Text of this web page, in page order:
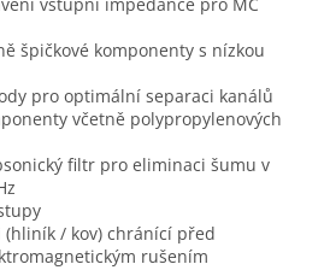
špičkové komponenty s nízkou
pro optimální separaci kanálů
včetně polypropylenových
filtr pro eliminaci šumu v
(hliník / kov) chránící před
rušením